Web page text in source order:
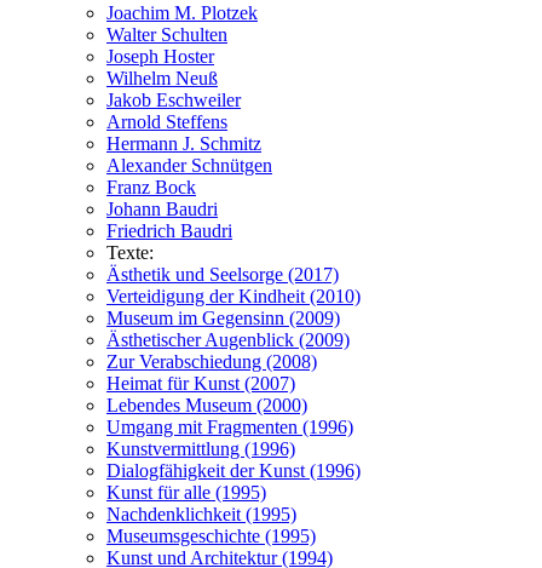
Joachim M. Plotzek
Walter Schulten
Joseph Hoster
Wilhelm Neuß
Jakob Eschweiler
Arnold Steffens
Hermann J. Schmitz
Alexander Schnütgen
Franz Bock
Johann Baudri
Friedrich Baudri
Texte:
Ästhetik und Seelsorge (2017)
Verteidigung der Kindheit (2010)
Museum im Gegensinn (2009)
Ästhetischer Augenblick (2009)
Zur Verabschiedung (2008)
Heimat für Kunst (2007)
Lebendes Museum (2000)
Umgang mit Fragmenten (1996)
Kunstvermittlung (1996)
Dialogfähigkeit der Kunst (1996)
Kunst für alle (1995)
Nachdenklichkeit (1995)
Museumsgeschichte (1995)
Kunst und Architektur (1994)